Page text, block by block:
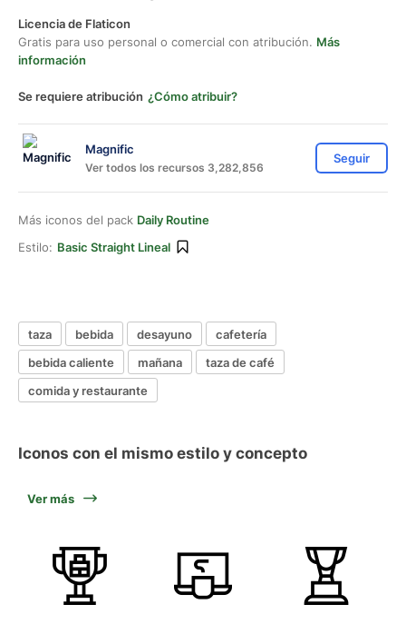
Licencia de Flaticon
Gratis para uso personal o comercial con atribución. Más
información
Se requiere atribución ¿Cómo atribuir?
Magnific
Ver todos los recursos 3,282,856
Seguir
Más iconos del pack Daily Routine
Estilo: Basic Straight Lineal
taza bebida desayuno
cafetería
bebida caliente
mañana
taza de café
comida y restaurante
Iconos con el mismo estilo y concepto
Ver más